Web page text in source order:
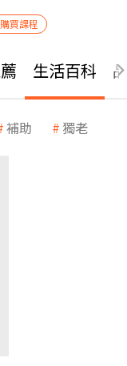
購買課程
生活百科
補助 獨老